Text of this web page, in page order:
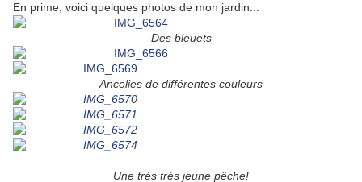
En prime, voici quelques photos de mon jardin...
Des bleuets
Ancolies de différentes couleurs
Une très très jeune pêche!